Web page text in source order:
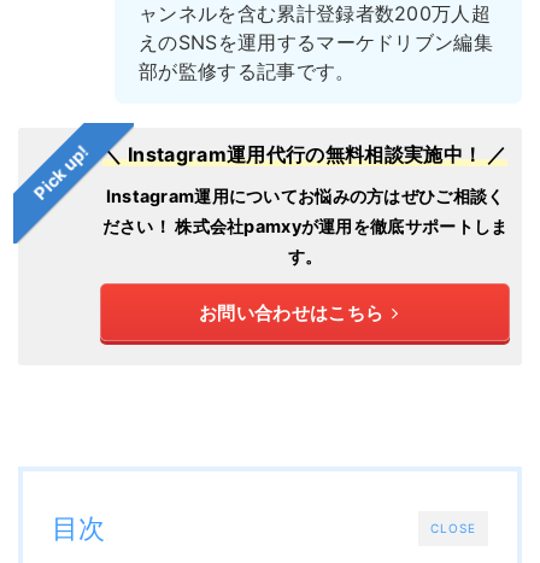
ャンネルを含む累計登録者数200万人超
えのSNSを運用するマーケドリブン編集
部が監修する記事です。
Pick up! ＼ Instagram運用代行の無料相談実施中！ ／
Instagram運用についてお悩みの方はぜひご相談く
ださい！ 株式会社pamxyが運用を徹底サポートしま
す。
お問い合わせはこちら
CLOSE
目次